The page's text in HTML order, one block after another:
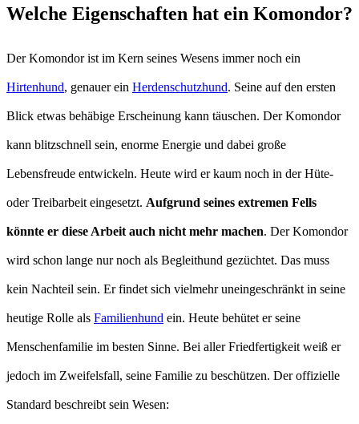
Welche Eigenschaften hat ein Komondor?
Der Komondor ist im Kern seines Wesens immer noch ein
Hirtenhund, genauer ein Herdenschutzhund. Seine auf den ersten
Blick etwas behäbige Erscheinung kann täuschen. Der Komondor
kann blitzschnell sein, enorme Energie und dabei große
Lebensfreude entwickeln. Heute wird er kaum noch in der Hüte-
oder Treibarbeit eingesetzt. Aufgrund seines extremen Fells
könnte er diese Arbeit auch nicht mehr machen. Der Komondor
wird schon lange nur noch als Begleithund gezüchtet. Das muss
kein Nachteil sein. Er findet sich vielmehr uneingeschränkt in seine
heutige Rolle als Familienhund ein. Heute behütet er seine
Menschenfamilie im besten Sinne. Bei aller Friedfertigkeit weiß er
jedoch im Zweifelsfall, seine Familie zu beschützen. Der offizielle
Standard beschreibt sein Wesen: